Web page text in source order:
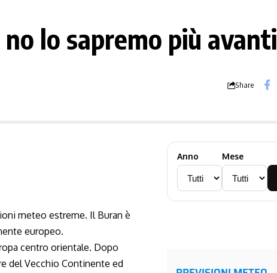
lo sapremo più avanti
Share
meteo estreme. Il Buran è
europeo.
centro orientale. Dopo
del Vecchio Continente ed
Anno Mese